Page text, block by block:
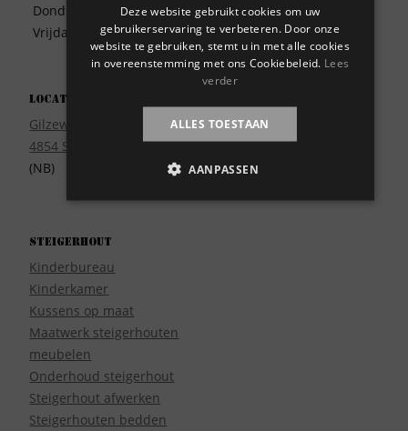
Donderdag
Vrijdag
09:30 – 17:00
09:30 – 17:00
Locatie
Gilzeweg 17
4854 SE Bavel
(NB)
Disclaimer
Garantie
Meest gestelde vragen
Privacy
Wie zijn wij?
Steigerhout
Kinderbureau
Kinderkamer
Kussens op maat
Maatwerk steigerhouten
meubelen
Onderhoud steigerhout
Steigerhout afwerken
Steigerhouten bedden
Deze website gebruikt cookies om uw
gebruikerservaring te verbeteren. Door onze
website te gebruiken, stemt u in met alle cookies
in overeenstemming met ons Cookiebeleid. Lees
verder
ALLES TOESTAAN
AANPASSEN